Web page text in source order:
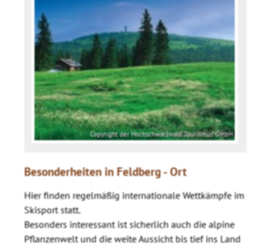
Copyright der Hochschwarzwald Tourismus GmbH
Besonderheiten in Feldberg - Ort
Hier finden regelmäßig internationale Wettkämpfe im
Skisport statt.
Besonders interessant ist sicherlich auch die alpine
Pflanzenwelt und die weite Aussicht bis tief ins Land